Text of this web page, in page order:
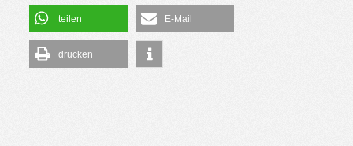
teilen E-Mail
drucken